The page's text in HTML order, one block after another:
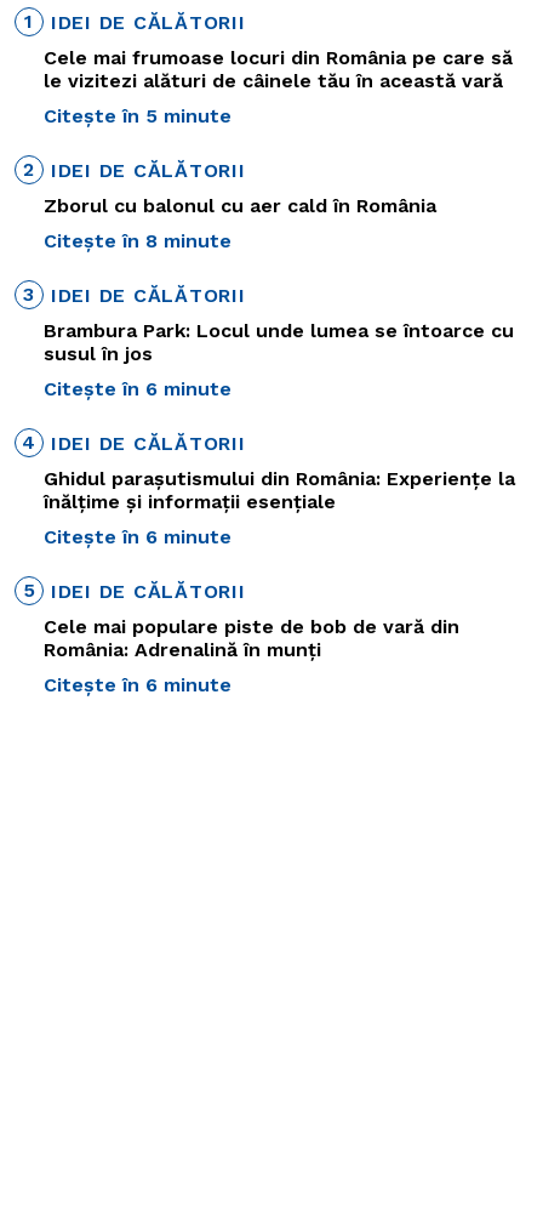
1
IDEI DE CĂLĂTORII
Cele mai frumoase locuri din România pe care să
le vizitezi alături de câinele tău în această vară
Citește în 5 minute
2
IDEI DE CĂLĂTORII
Zborul cu balonul cu aer cald în România
Citește în 8 minute
3
IDEI DE CĂLĂTORII
Brambura Park: Locul unde lumea se întoarce cu
susul în jos
Citește în 6 minute
4
IDEI DE CĂLĂTORII
Ghidul parașutismului din România: Experiențe la
înălțime și informații esențiale
Citește în 6 minute
5
IDEI DE CĂLĂTORII
Cele mai populare piste de bob de vară din
România: Adrenalină în munți
Citește în 6 minute